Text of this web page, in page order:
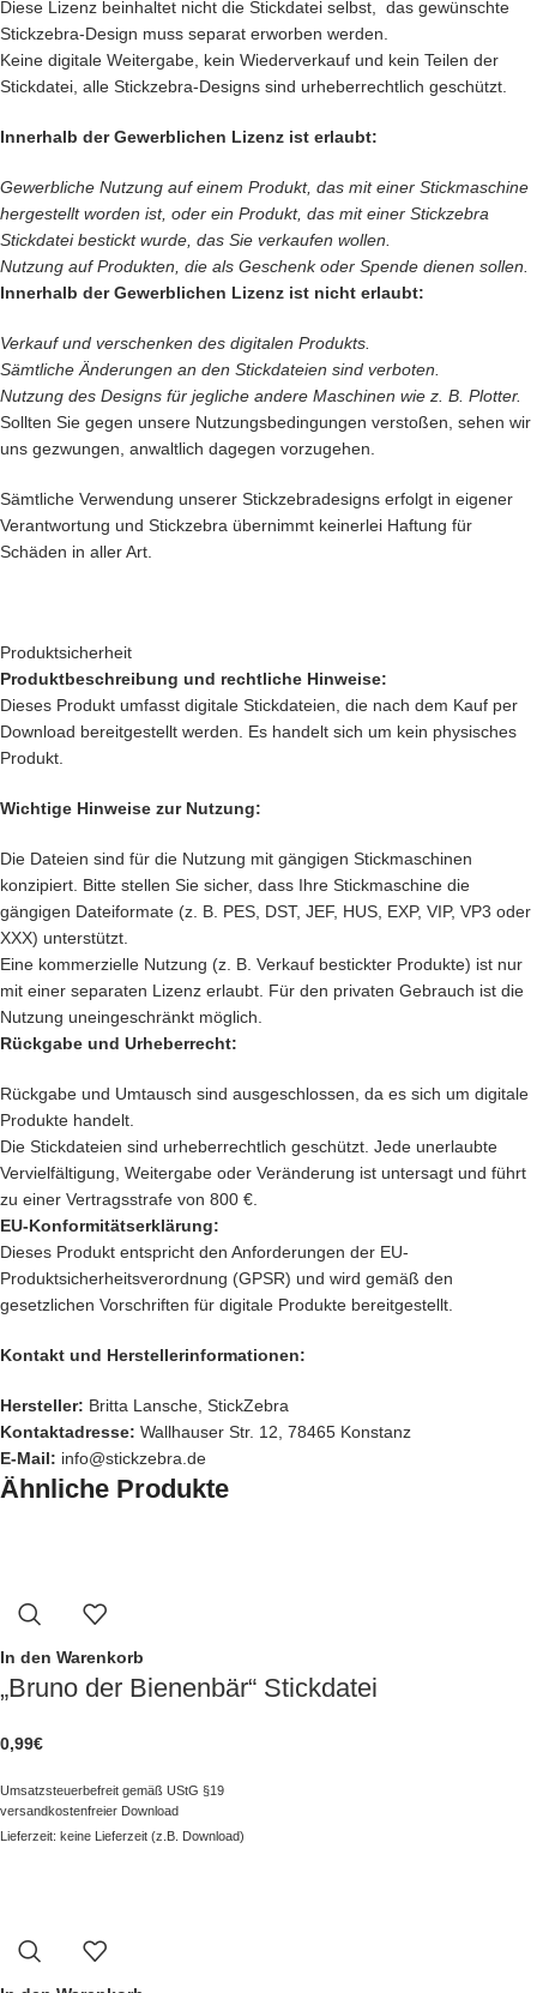
Diese Lizenz beinhaltet nicht die Stickdatei selbst, das gewünschte
Stickzebra-Design muss separat erworben werden.
Keine digitale Weitergabe, kein Wiederverkauf und kein Teilen der
Stickdatei, alle Stickzebra-Designs sind urheberrechtlich geschützt.
Innerhalb der Gewerblichen Lizenz ist erlaubt:
Gewerbliche Nutzung auf einem Produkt, das mit einer Stickmaschine
hergestellt worden ist, oder ein Produkt, das mit einer Stickzebra
Stickdatei bestickt wurde, das Sie verkaufen wollen.
Nutzung auf Produkten, die als Geschenk oder Spende dienen sollen.
Innerhalb der Gewerblichen Lizenz ist nicht erlaubt:
Verkauf und verschenken des digitalen Produkts.
Sämtliche Änderungen an den Stickdateien sind verboten.
Nutzung des Designs für jegliche andere Maschinen wie z. B. Plotter.
Sollten Sie gegen unsere Nutzungsbedingungen verstoßen, sehen wir
uns gezwungen, anwaltlich dagegen vorzugehen.
Sämtliche Verwendung unserer Stickzebradesigns erfolgt in eigener
Verantwortung und Stickzebra übernimmt keinerlei Haftung für
Schäden in aller Art.
Produktsicherheit
Produktbeschreibung und rechtliche Hinweise:
Dieses Produkt umfasst digitale Stickdateien, die nach dem Kauf per
Download bereitgestellt werden. Es handelt sich um kein physisches
Produkt.
Wichtige Hinweise zur Nutzung:
Die Dateien sind für die Nutzung mit gängigen Stickmaschinen
konzipiert. Bitte stellen Sie sicher, dass Ihre Stickmaschine die
gängigen Dateiformate (z. B. PES, DST, JEF, HUS, EXP, VIP, VP3 oder
XXX) unterstützt.
Eine kommerzielle Nutzung (z. B. Verkauf bestickter Produkte) ist nur
mit einer separaten Lizenz erlaubt. Für den privaten Gebrauch ist die
Nutzung uneingeschränkt möglich.
Rückgabe und Urheberrecht:
Rückgabe und Umtausch sind ausgeschlossen, da es sich um digitale
Produkte handelt.
Die Stickdateien sind urheberrechtlich geschützt. Jede unerlaubte
Vervielfältigung, Weitergabe oder Veränderung ist untersagt und führt
zu einer Vertragsstrafe von 800 €.
EU-Konformitätserklärung:
Dieses Produkt entspricht den Anforderungen der EU-
Produktsicherheitsverordnung (GPSR) und wird gemäß den
gesetzlichen Vorschriften für digitale Produkte bereitgestellt.
Kontakt und Herstellerinformationen:
Hersteller: Britta Lansche, StickZebra
Kontaktadresse: Wallhauser Str. 12, 78465 Konstanz
E-Mail: info@stickzebra.de
Ähnliche Produkte
In den Warenkorb
„Bruno der Bienenbär“ Stickdatei
0,99€
Umsatzsteuerbefreit gemäß UStG §19
versandkostenfreier Download
Lieferzeit: keine Lieferzeit (z.B. Download)